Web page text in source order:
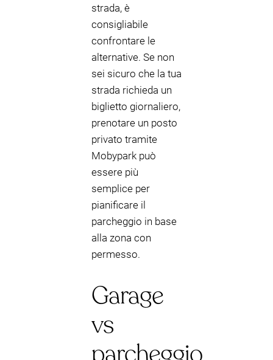
strada, è
consigliabile
confrontare le
alternative. Se non
sei sicuro che la tua
strada richieda un
biglietto giornaliero,
prenotare un posto
privato tramite
Mobypark può
essere più
semplice per
pianificare il
parcheggio in base
alla zona con
permesso.
Garage
vs